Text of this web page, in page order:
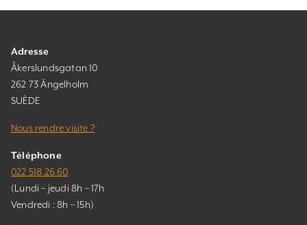
Adresse
Åkerslundsgatan 10
262 73 Ängelholm
SUÈDE
Nous rendre visite ?
Téléphone
022 518 26 60
(Lundi – jeudi 8h – 17h
Vendredi : 8h – 15h)